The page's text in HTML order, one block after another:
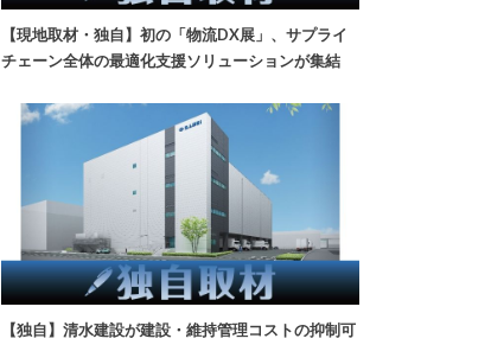
【現地取材・独自】初の「物流DX展」、サプライ
チェーン全体の最適化支援ソリューションが集結
【独自】清水建設が建設・維持管理コストの抑制可